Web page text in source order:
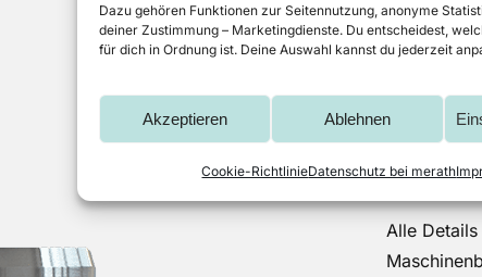
Dazu gehören Funktionen zur Seitennutzung, anonyme
deiner Zustimmung – Marketingdienste. Du entscheidest,
für dich in Ordnung ist. Deine Auswahl kannst du jederzeit
Akzeptieren Ablehnen
Cookie-RichtlinieDatenschutz bei merath
von
Alle